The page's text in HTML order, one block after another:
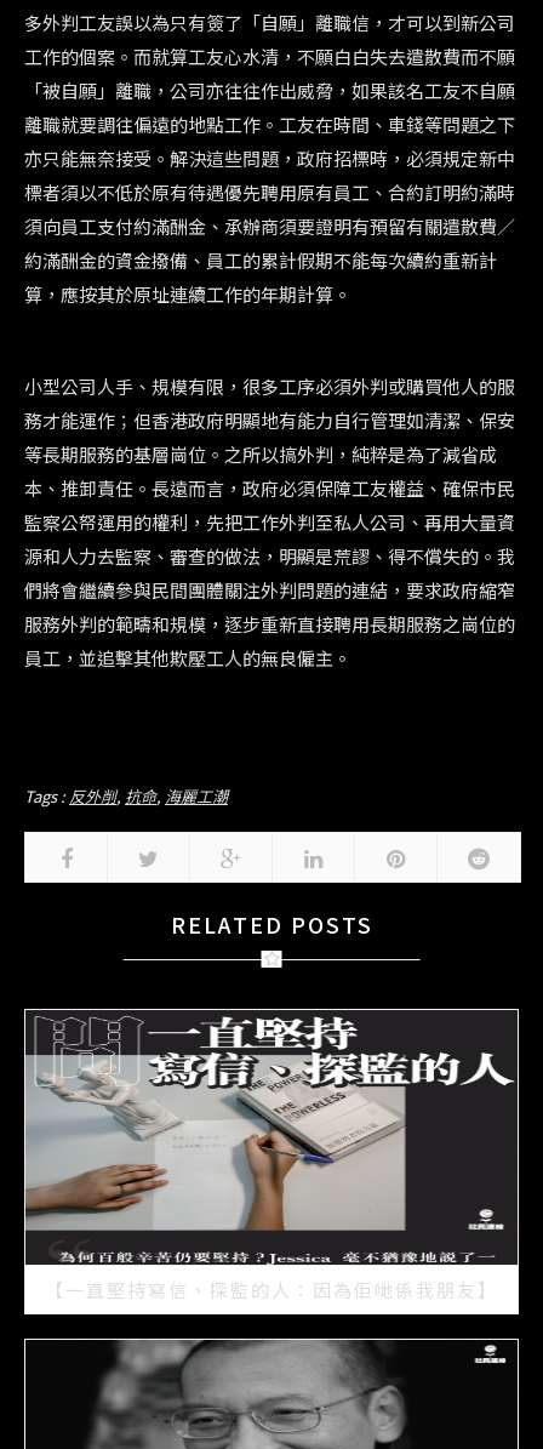
多外判工友誤以為只有簽了「自願」離職信，才可以到新公司
工作的個案。而就算工友心水清，不願白白失去遣散費而不願
「被自願」離職，公司亦往往作出威脅，如果該名工友不自願
離職就要調往偏遠的地點工作。工友在時間、車錢等問題之下
亦只能無奈接受。解決這些問題，政府招標時，必須規定新中
標者須以不低於原有待遇優先聘用原有員工、合約訂明約滿時
須向員工支付約滿酬金、承辦商須要證明有預留有關遣散費／
約滿酬金的資金撥備、員工的累計假期不能每次續約重新計
算，應按其於原址連續工作的年期計算。
小型公司人手、規模有限，很多工序必須外判或購買他人的服
務才能運作；但香港政府明顯地有能力自行管理如清潔、保安
等長期服務的基層崗位。之所以搞外判，純粹是為了減省成
本、推卸責任。長遠而言，政府必須保障工友權益、確保市民
監察公帑運用的權利，先把工作外判至私人公司、再用大量資
源和人力去監察、審查的做法，明顯是荒謬、得不償失的。我
們將會繼續參與民間團體關注外判問題的連結，要求政府縮窄
服務外判的範疇和規模，逐步重新直接聘用長期服務之崗位的
員工，並追擊其他欺壓工人的無良僱主。
Tags :反外削, 抗命, 海麗工潮
RELATED POSTS
【一直堅持寫信、探監的人：因為佢哋係我朋友】
2021/07/15